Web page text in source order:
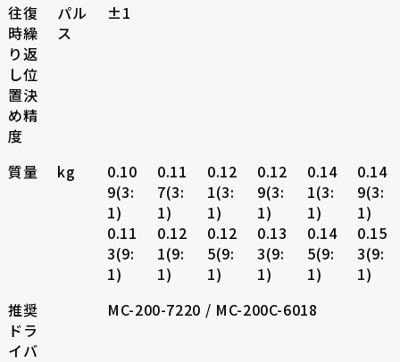
往復
時繰
り返
し位
置決
め精
度
パル
ス
±1
質量 kg
0.10
9(3:
1)
0.11
3(9:
1)
0.11
7(3:
1)
0.12
1(9:
1)
0.12
1(3:
1)
0.12
5(9:
1)
0.12
9(3:
1)
0.13
3(9:
1)
0.14
1(3:
1)
0.14
5(9:
1)
0.14
9(3:
1)
0.15
3(9:
1)
推奨
ドラ
イバ
MC-200-7220 / MC-200C-6018